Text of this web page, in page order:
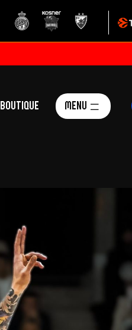
Boutique Menu
Parisii
Volontaires
ON RECRUTE
Contact